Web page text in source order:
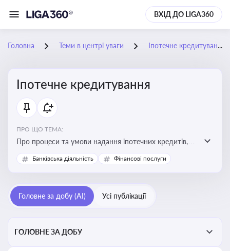
ВХІД ДО LIGA360
Головна Теми в центрі уваги Іпотечне кредитування
Іпотечне кредитування
ПРО ЩО ТЕМА:
Про процеси та умови надання іпотечних кредитів,
зміни у законодавстві та тенденції на ринку житла
Банківська діяльність Фінансові послуги
Головне за добу (AI) Усі публікації
ГОЛОВНЕ ЗА ДОБУ